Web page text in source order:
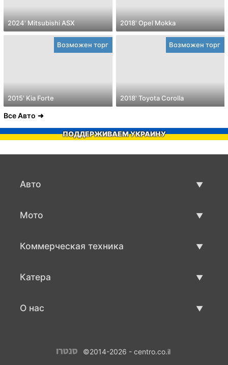
2024' Mitsubishi ASX 2018' Opel Mokka
Возможен торг
2015' Kia Forte
Возможен торг
2018' Toyota Corolla
Все Авто
ПОДДЕРЖИВАЕМ УКРАИНУ
Авто
Мото
Коммерческая техника
Катера
О нас
©2014-2026 - centro.co.il